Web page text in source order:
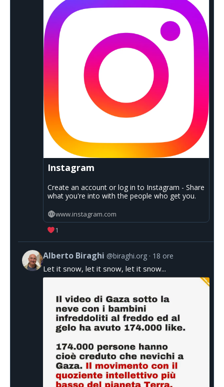
Instagram
Create an account or log in to Instagram - Share
what you're into with the people who get you.
www.instagram.com
1
Alberto Biraghi @biraghi.org 18 ore
Let it snow, let it snow, let it snow...